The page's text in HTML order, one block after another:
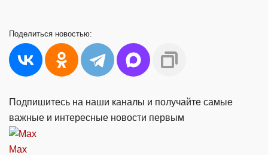
Поделиться новостью:
Подпишитесь на наши каналы и получайте самые
важные и интересные новости первым
Max